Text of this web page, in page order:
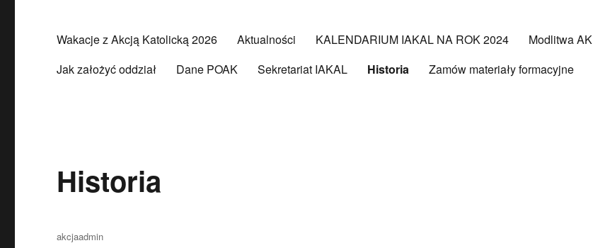
Wakacje z Akcją Katolicką 2026 Aktualności KALENDARIUM IAKAL NA ROK 2024 Modlitwa AK
Jak założyć oddział
Dane POAK Sekretariat IAKAL Historia Zamów materiały formacyjne
Historia
Autor
akcjaadmin